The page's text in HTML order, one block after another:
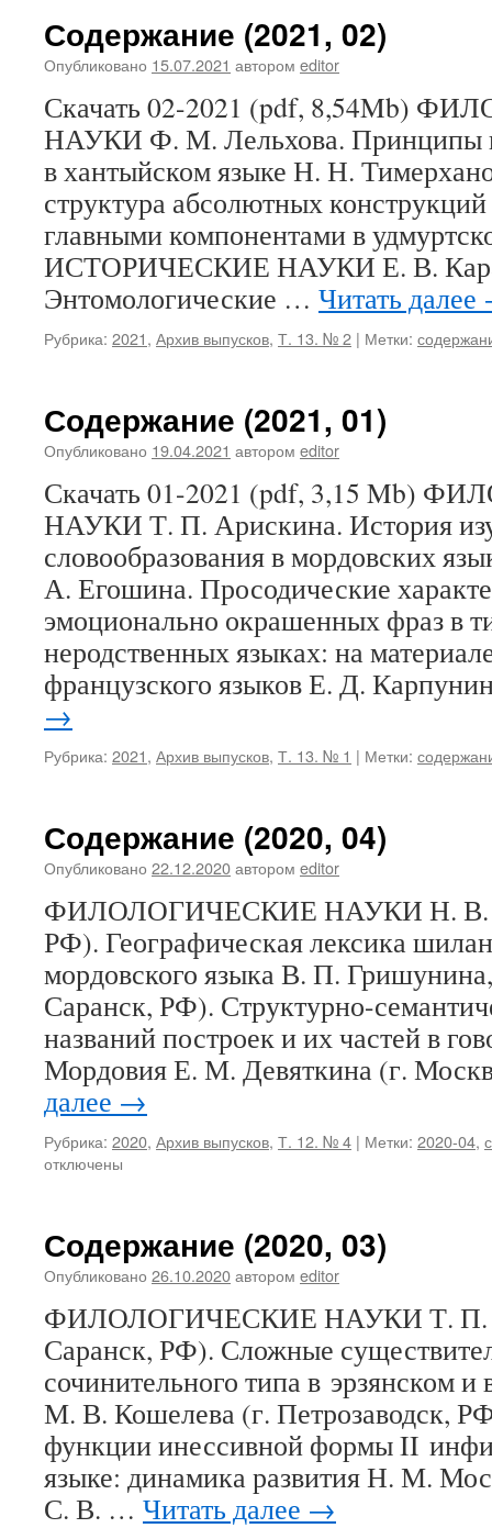
Содержание (2021, 02)
Опубликовано 15.07.2021 автором editor
Скачать 02-2021 (pdf, 8,54Mb)
НАУКИ Ф. М. Лельхова. Принципы
в хантыйском языке Н. Н.
структура абсолютных
главными компонентами в
ИСТОРИЧЕСКИЕ НАУКИ Е. В.
Энтомологические … Читать далее
Рубрика: 2021, Архив выпусков, Т. 13. № 2 | Метки:
Содержание (2021, 01)
Опубликовано 19.04.2021 автором editor
Скачать 01-2021 (pdf, 3,15 Mb)
НАУКИ Т. П. Арискина. История
словообразования в мордовских
А. Егошина. Просодические
эмоционально окрашенных фраз в
неродственных языках: на
французского языков Е. Д.
→
Рубрика: 2021, Архив выпусков, Т. 13. № 1 | Метки:
Содержание (2020, 04)
Опубликовано 22.12.2020автором editor
ФИЛОЛОГИЧЕСКИЕ НАУКИ Н. В.
РФ). Географическая лексика
мордовского языка В. П.
Саранск, РФ). Структурно-
названий построек и их частей в
Мордовия Е. М. Девяткина (г.
далее →
Рубрика: 2020, Архив выпусков, Т. 12. № 4 | Метки: 2020-04,
отключены
Содержание (2020, 03)
Опубликовано 26.10.2020автором editor
ФИЛОЛОГИЧЕСКИЕ НАУКИ Т. П.
Саранск, РФ). Сложные
сочинительного типа в эрзянском и
М. В. Кошелева (г. Петрозаводск,
функции инессивной формы II
языке: динамика развития Н. М.
С. В. … Читать далее →